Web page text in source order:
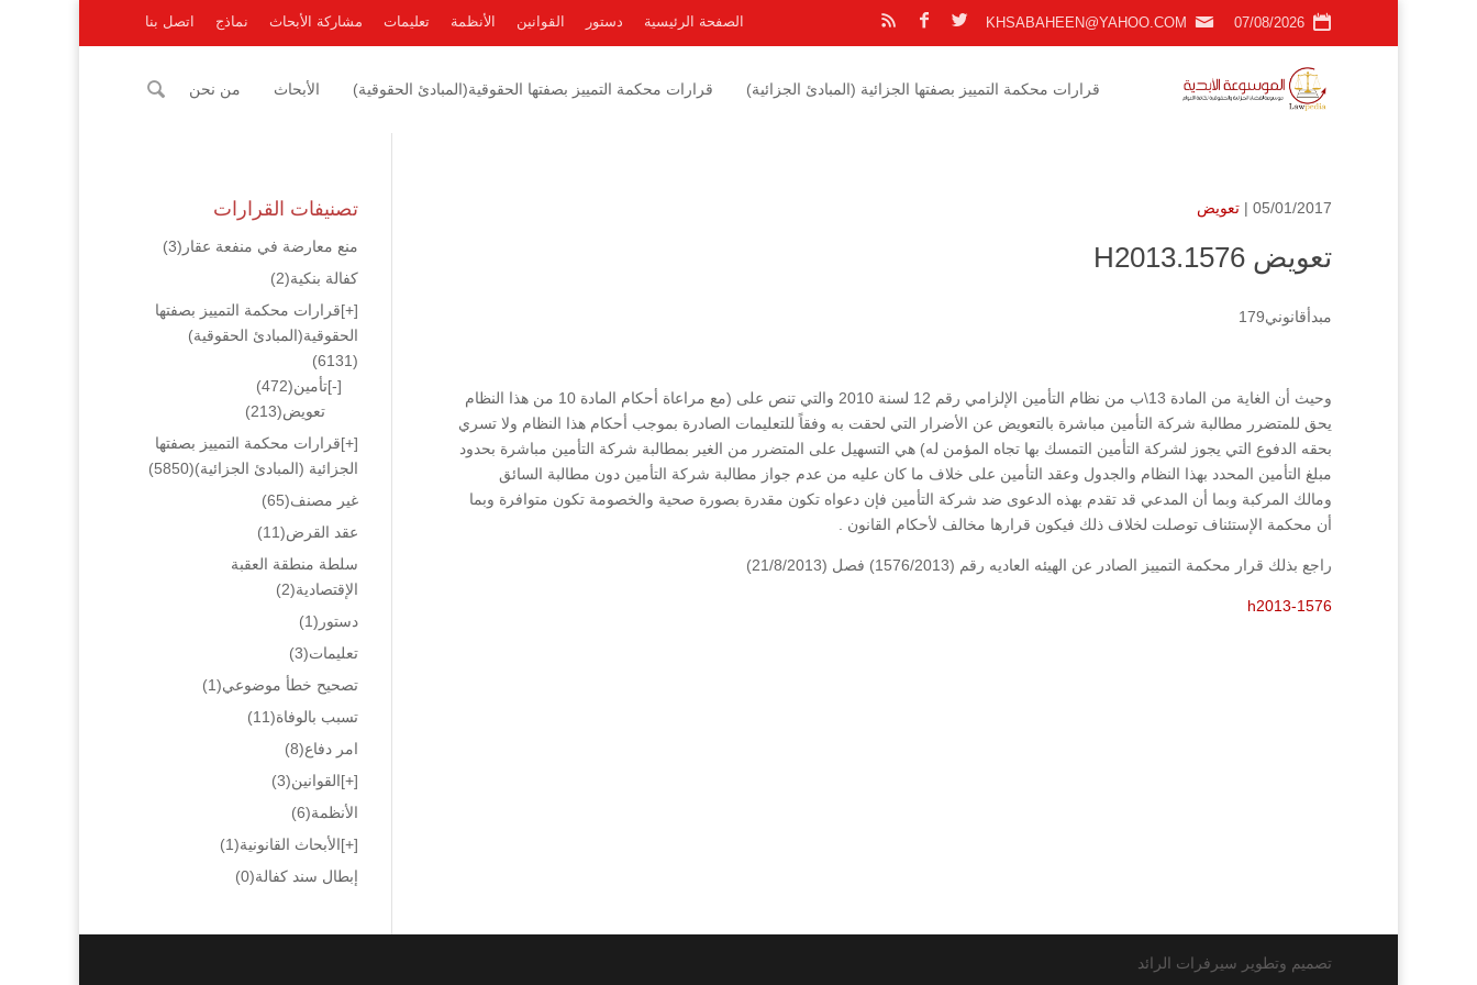
07/08/2026
KHSABAHEEN@YAHOO.COM الصفحة الرئيسية دستور القوانين الأنظمة تعليمات مشاركة الأبحاث نماذج اتصل بنا
قرارات محكمة التمييز بصفتها الجزائية (المبادئ الجزائية) قرارات محكمة التمييز بصفتها الحقوقية(المبادئ الحقوقية) الأبحاث من نحن
05/01/2017 | تعويض
تعويض H2013.1576
مبدأقانوني179
وحيث أن الغاية من المادة 13\ب من نظام التأمين الإلزامي رقم 12 لسنة 2010 والتي تنص على (مع مراعاة أحكام المادة 10 من هذا النظام
يحق للمتضرر مطالبة شركة التأمين مباشرة بالتعويض عن الأضرار التي لحقت به وفقاً للتعليمات الصادرة بموجب أحكام هذا النظام ولا تسري
بحقه الدفوع التي يجوز لشركة التأمين التمسك بها تجاه المؤمن له) هي التسهيل على المتضرر من الغير بمطالبة شركة التأمين مباشرة بحدود
مبلغ التأمين المحدد بهذا النظام والجدول وعقد التأمين على خلاف ما كان عليه من عدم جواز مطالبة شركة التأمين دون مطالبة السائق
ومالك المركبة وبما أن المدعي قد تقدم بهذه الدعوى ضد شركة التأمين فإن دعواه تكون مقدرة بصورة صحية والخصومة تكون متوافرة وبما
أن محكمة الإستئناف توصلت لخلاف ذلك فيكون قرارها مخالف لأحكام القانون .
راجع بذلك قرار محكمة التمييز الصادر عن الهيئه العاديه رقم (1576/2013) فصل (21/8/2013)
h2013-1576
تصنيفات القرارات
منع معارضة في منفعة عقار (3)
كفالة بنكية(2)
[+]قرارات محكمة التمييز بصفتها
الحقوقية(المبادئ الحقوقية)
(6131)
[-]تأمين(472)
تعويض(213)
[+]قرارات محكمة التمييز بصفتها
الجزائية (المبادئ الجزائية)(5850)
غير مصنف(65)
عقد القرض(11)
سلطة منطقة العقبة
الإقتصادية(2)
دستور (1)
تعليمات(3)
تصحيح خطأ موضوعي(1)
تسبب بالوفاة(11)
امر دفاع(8)
[+]القوانين(3)
الأنظمة(6)
[+]الأبحاث القانونية(1)
إبطال سند كفالة(0)
تصميم وتطوير سيرفرات الرائد